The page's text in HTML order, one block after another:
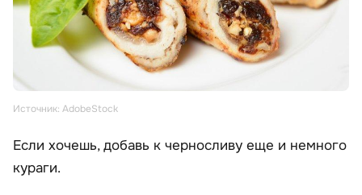
Источник: AdobeStock
Если хочешь, добавь к черносливу еще и немного
кураги.